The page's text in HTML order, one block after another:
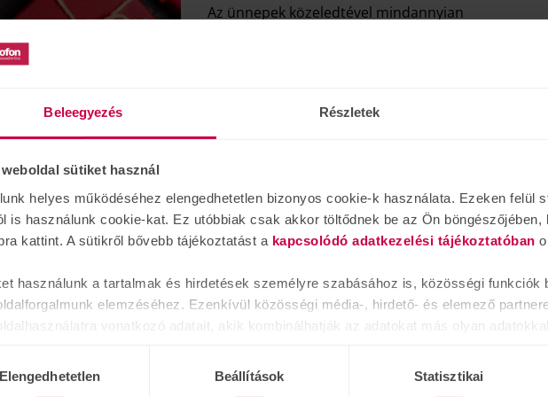
Beleegyezés Részletek
weboldal sütiket használ
helyes működéséhez elengedhetetlen bizonyos cookie-k használata. Ezeken felül
is használunk cookie-kat. Ez utóbbiak csak akkor töltődnek be az Ön böngészőjében,
kattint. A sütikről bővebb tájékoztatást a kapcsolódó adatkezelési tájékoztatóban
használunk a tartalmak és hirdetések személyre szabásához is, közösségi funkciók
elemzéséhez. Ezenkívül közösségi média-, hirdető- és elemező
vonatkozó adatait, akik kombinálhatják az adatokat más olyan
Elengedhetetlen Beállítások Statisztikai
Az ünnepek közeledtével mindannyian
kiválasztása. Sokszor a hallássérült
rokonok és ismerősök is ebbe a kalapba
TOVÁBB
A